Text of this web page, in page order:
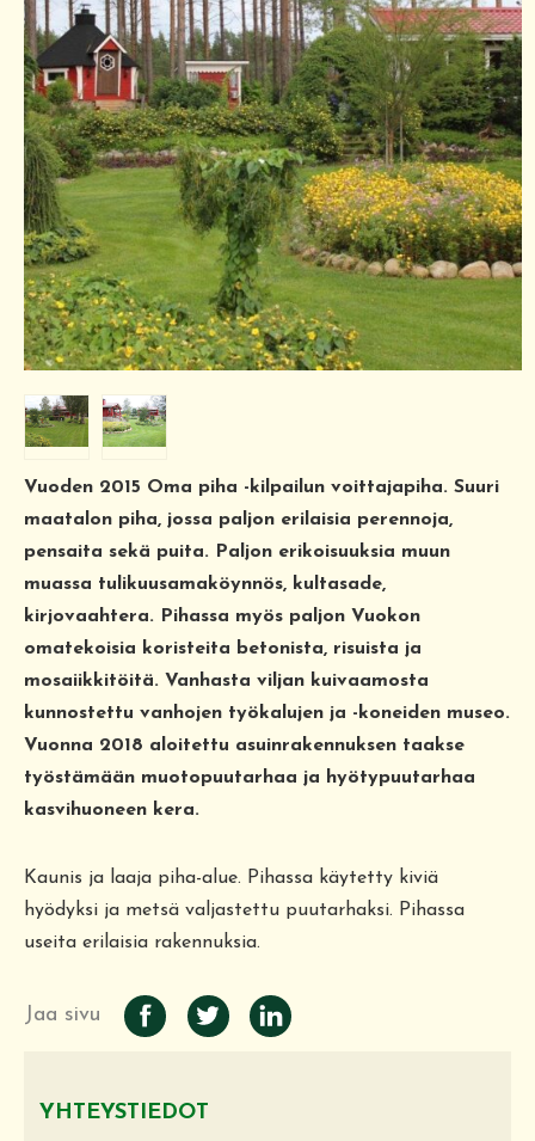
Vuoden 2015 Oma piha -kilpailun voittajapiha. Suuri
maatalon piha, jossa paljon erilaisia perennoja,
pensaita sekä puita. Paljon erikoisuuksia muun
muassa tulikuusamaköynnös, kultasade,
kirjovaahtera. Pihassa myös paljon Vuokon
omatekoisia koristeita betonista, risuista ja
mosaiikkitöitä. Vanhasta viljan kuivaamosta
kunnostettu vanhojen työkalujen ja -koneiden museo.
Vuonna 2018 aloitettu asuinrakennuksen taakse
työstämään muotopuutarhaa ja hyötypuutarhaa
kasvihuoneen kera.
Kaunis ja laaja piha-alue. Pihassa käytetty kiviä
hyödyksi ja metsä valjastettu puutarhaksi. Pihassa
useita erilaisia rakennuksia.
Jaa sivu
YHTEYSTIEDOT